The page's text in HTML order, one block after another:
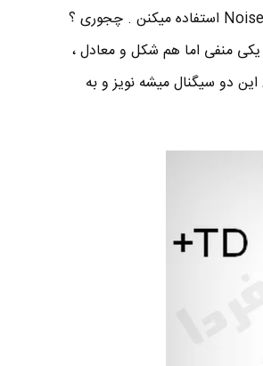
داریم . اما برای رفع مشکل نویز در انتقال سری از تکنیکی به نام Noise Cancellation استفاده میکنن . چجوری ؟
منفی اما هم شکل و معادل ،
دو سیگنال میشه نویز و به